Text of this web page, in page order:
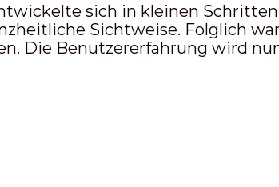
sich in kleinen
Sichtweise. Folglich
Die Benutzererfahrung wird